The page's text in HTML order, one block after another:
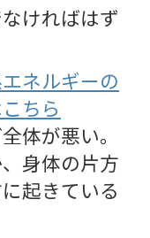
ければはず
ネルギーの
ちら
体が悪い。
身体の片方
起きている